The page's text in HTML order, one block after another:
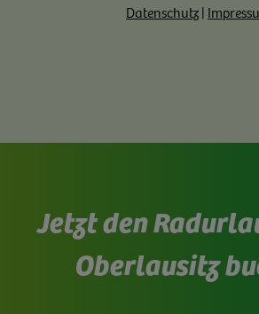
Datenschutz|
Jetzt den
Oberlausitz